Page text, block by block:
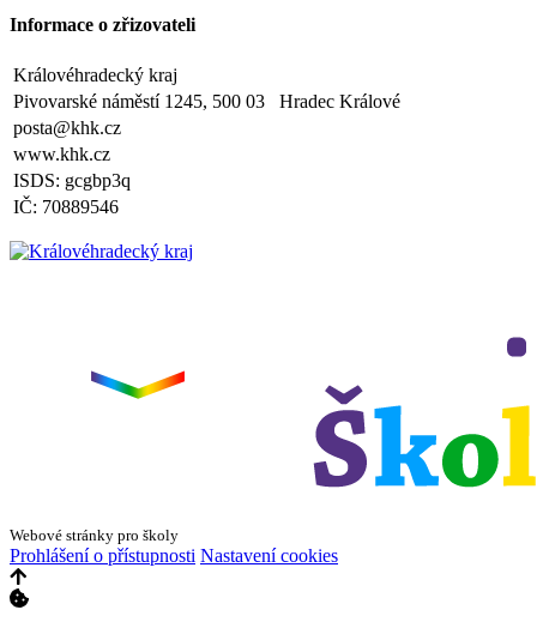
Zveřejněno: 16.5.2025
Zveřejněno: 8.4.2025
Třídní schůzky dne 8. 4. 2025 od 13 - 16 hodin
Informace o zřizovateli
Královéhradecký kraj
Pivovarské náměstí 1245, 500 03 Hradec Králové
posta@khk.cz
www.khk.cz
ISDS: gcgbp3q
IČ: 70889546
Webové stránky pro školy
Prohlášení o přístupnosti Nastavení cookies